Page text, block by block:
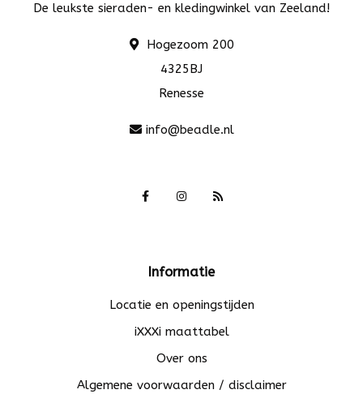
De leukste sieraden- en kledingwinkel van Zeeland!
Hogezoom 200
4325BJ
Renesse
info@beadle.nl
Informatie
Locatie en openingstijden
iXXXi maattabel
Over ons
Algemene voorwaarden / disclaimer